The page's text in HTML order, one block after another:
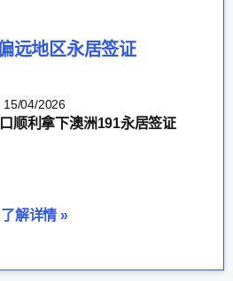
远地区永居签证
15/04/2026
顺利拿下澳洲191永居签证
了解详情 »